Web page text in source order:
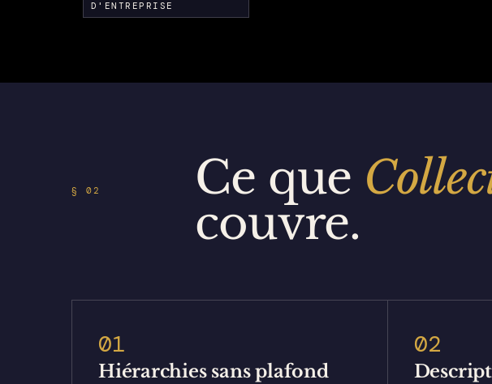
D'ENTREPRISE
§ 02 Ce que
couvre.
01
Hiérarchies sans plafond
02